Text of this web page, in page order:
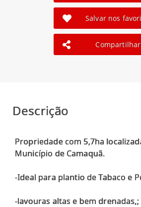
Salvar nos
Compartilhar
Descrição
Propriedade com 5,7ha
Município de Camaquã.
-Ideal para plantio de Tabaco e
-lavouras altas e bem drenadas,;